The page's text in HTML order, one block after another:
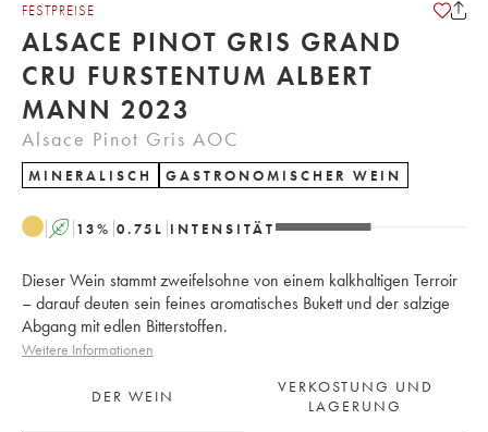
FESTPREISE
ALSACE PINOT GRIS GRAND
CRU FURSTENTUM ALBERT
MANN 2023
Alsace Pinot Gris AOC
MINERALISCH GASTRONOMISCHER WEIN
A 13% 0.75 L INTENSITÄT
Dieser Wein stammt zweifelsohne von einem kalkhaltigen Terroir
– darauf deuten sein feines aromatisches Bukett und der salzige
Abgang mit edlen Bitterstoffen.
Weitere Informationen
DER WEIN
VERKOSTUNG UND
LAGERUNG